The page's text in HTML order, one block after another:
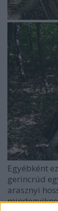
Egyébként
gerincrúd
arasznyi